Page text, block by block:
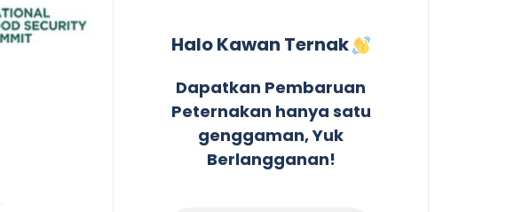
Halo Kawan Ternak
Dapatkan Pembaruan
Peternakan hanya satu
genggaman, Yuk
Berlangganan!